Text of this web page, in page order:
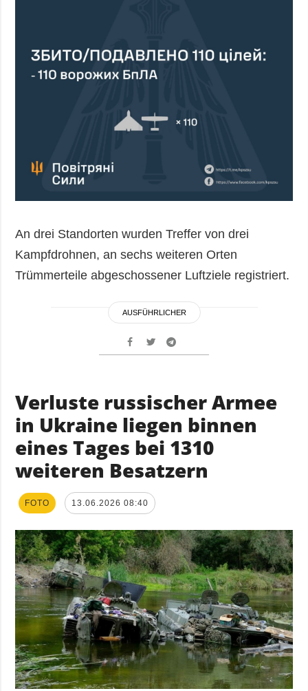
An drei Standorten wurden Treffer von drei
Kampfdrohnen, an sechs weiteren Orten
Trümmerteile abgeschossener Luftziele registriert.
AUSFÜHRLICHER
Verluste russischer Armee
in Ukraine liegen binnen
eines Tages bei 1310
weiteren Besatzern
FOTO 13.06.2026 08:40